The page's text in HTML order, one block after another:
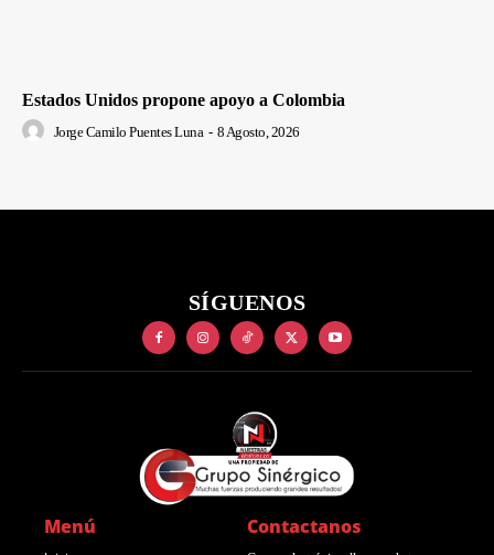
Estados Unidos propone apoyo a Colombia
Jorge Camilo Puentes Luna - 8 Agosto, 2026
SÍGUENOS
Menú Contactanos